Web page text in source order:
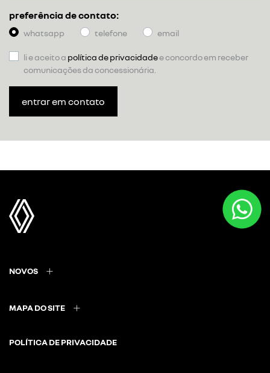
preferência de contato:
whatsapp telefone email
li e aceito a política de privacidadee concordo em receber
comunicações da concessionária.
entrar em contato
NOVOS
MAPA DO SITE
POLÍTICA DE PRIVACIDADE